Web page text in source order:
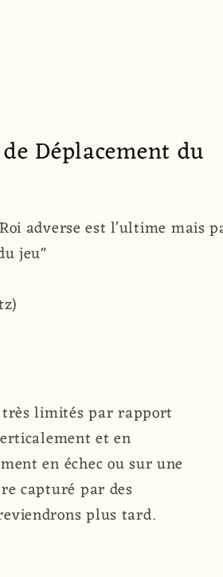
Déplacement du
adverse est l'ultime mais
jeu"
limités par rapport
et en
en échec ou sur une
capturé par des
plus tard.